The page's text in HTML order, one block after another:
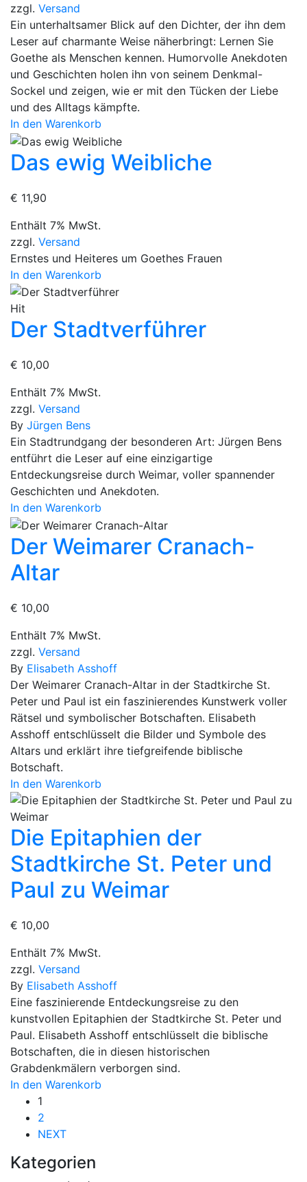
zzgl. Versand
Ein unterhaltsamer Blick auf den Dichter, der ihn dem
Leser auf charmante Weise näherbringt: Lernen Sie
Goethe als Menschen kennen. Humorvolle Anekdoten
und Geschichten holen ihn von seinem Denkmal-
Sockel und zeigen, wie er mit den Tücken der Liebe
und des Alltags kämpfte.
In den Warenkorb
Das ewig Weibliche
€ 11,90
Enthält 7% MwSt.
zzgl. Versand
Ernstes und Heiteres um Goethes Frauen
In den Warenkorb
Hit
Der Stadtverführer
€ 10,00
Enthält 7% MwSt.
zzgl. Versand
By Jürgen Bens
Ein Stadtrundgang der besonderen Art: Jürgen Bens
entführt die Leser auf eine einzigartige
Entdeckungsreise durch Weimar, voller spannender
Geschichten und Anekdoten.
In den Warenkorb
Der Weimarer Cranach-
Altar
€ 10,00
Enthält 7% MwSt.
zzgl. Versand
By Elisabeth Asshoff
Der Weimarer Cranach-Altar in der Stadtkirche St.
Peter und Paul ist ein faszinierendes Kunstwerk voller
Rätsel und symbolischer Botschaften. Elisabeth
Asshoff entschlüsselt die Bilder und Symbole des
Altars und erklärt ihre tiefgreifende biblische
Botschaft.
In den Warenkorb
Die Epitaphien der
Stadtkirche St. Peter und
Paul zu Weimar
€ 10,00
Enthält 7% MwSt.
zzgl. Versand
By Elisabeth Asshoff
Eine faszinierende Entdeckungsreise zu den
kunstvollen Epitaphien der Stadtkirche St. Peter und
Paul. Elisabeth Asshoff entschlüsselt die biblische
Botschaften, die in diesen historischen
Grabdenkmälern verborgen sind.
In den Warenkorb
1
2
NEXT
Kategorien